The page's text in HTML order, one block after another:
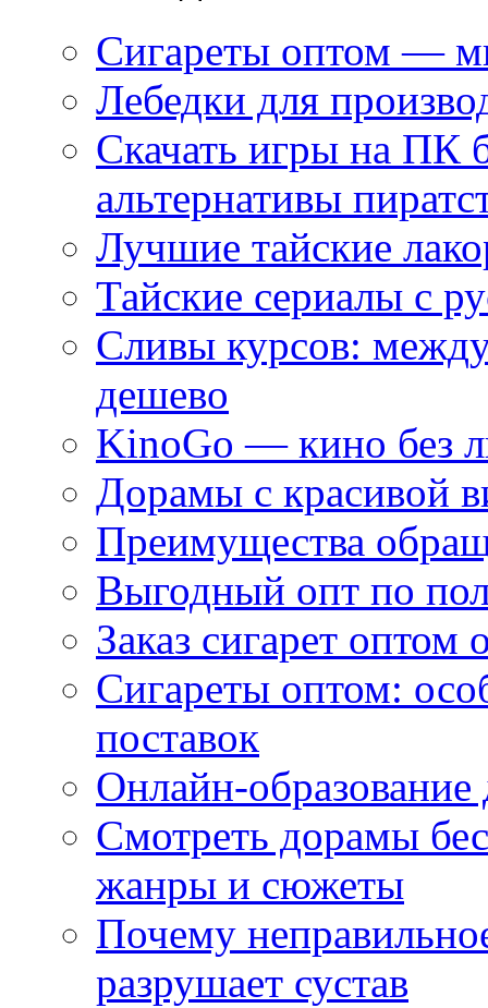
Сигареты оптом —
Лебедки для
Скачать игры на ПК
альтернативы
Лучшие тайские
Тайские сериалы с
Сливы курсов:
дешево
KinoGo — кино без
Дорамы с красивой
Преимущества
Выгодный опт по
Заказ сигарет оптом
Сигареты оптом:
поставок
Онлайн-
Смотреть дорамы
жанры и сюжеты
Почему
разрушает сустав